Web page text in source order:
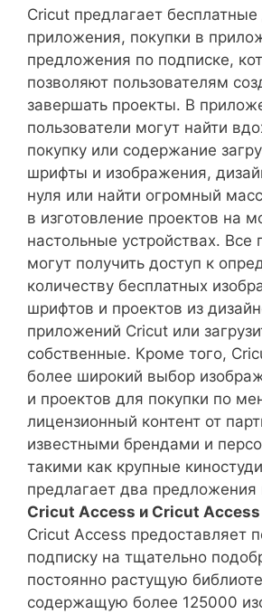
Cricut предлагает бесплатные
приложения, покупки в
предложения по подписке,
позволяют пользователям
завершать проекты. В
пользователи могут найти
покупку или содержание
шрифты и изображения,
нуля или найти огромный
в изготовление проектов на
настольные устройствах. Все
могут получить доступ к
количеству бесплатных
шрифтов и проектов из
приложений Cricut или
собственные. Кроме того,
более широкий выбор
и проектов для покупки по
лицензионный контент от
известными брендами и
такими как крупные
предлагает два предложения
Cricut Access и Cricut
Cricut Access предоставляет
подписку на тщательно
постоянно растущую
содержащую более 125000